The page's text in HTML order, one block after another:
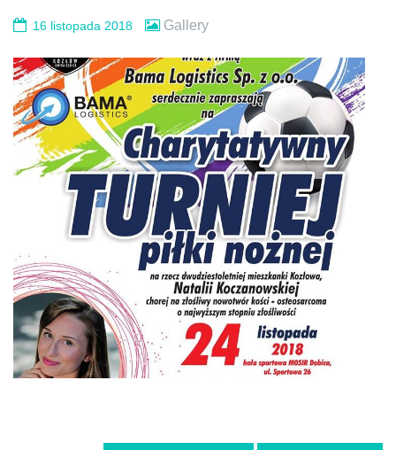
16 listopada 2018 Gallery